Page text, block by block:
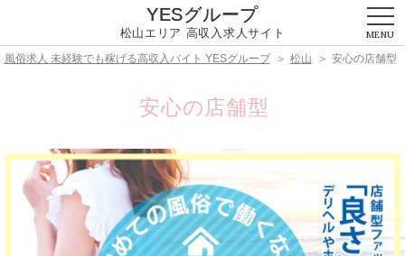
YESグループ
松山エリア 高収入求人サイト
MENU
風俗求人 未経験でも稼げる高収入バイト YESグループ
松山 安心の店舗型
安心の店舗型